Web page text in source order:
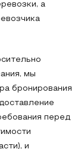
а
мы
бронирования
перед
и